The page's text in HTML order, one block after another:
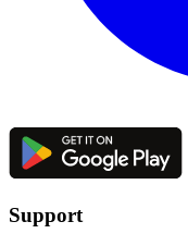
Support